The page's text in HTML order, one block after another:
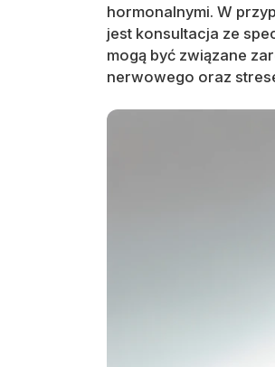
hormonalnymi. W
jest konsultacja ze
mogą być związane
nerwowego oraz